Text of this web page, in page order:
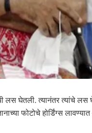
लस घेतली. त्यानंतर
फोटोचे होर्डिंग्स